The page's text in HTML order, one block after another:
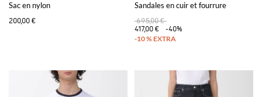
Sac en nylon
200,00 €
Sandales en cuir et fourrure
695,00 €
417,00 €
-40%